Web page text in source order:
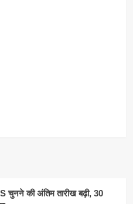
चुनने की अंतिम तारीख बढ़ी, 30